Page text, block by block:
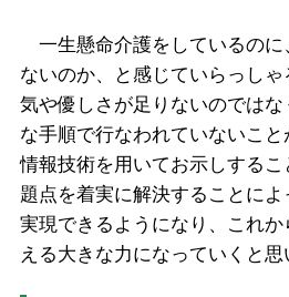
一生懸命介護をしているのに
ないのか、と感じていらっし
気や優しさが足りないのでは
な手順で行なわれていないこと
情報技術を用いてお示しする
題点を着実に解決することに
実現できるようになり、これ
える大きな力になっていくと思